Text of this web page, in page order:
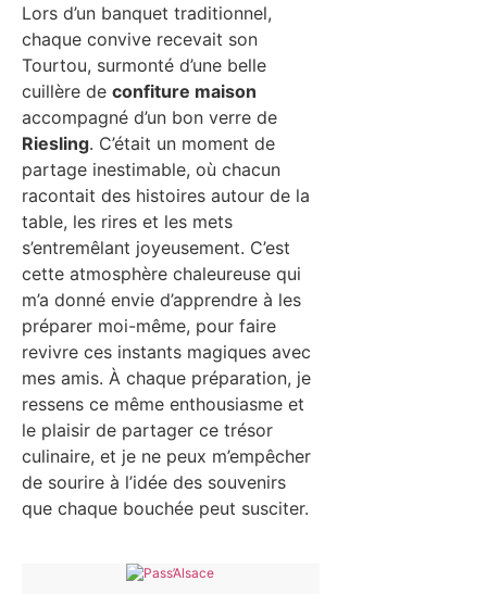
Lors d’un banquet traditionnel,
chaque convive recevait son
Tourtou, surmonté d’une belle
cuillère de confiture maison
accompagné d’un bon verre de
Riesling. C’était un moment de
partage inestimable, où chacun
racontait des histoires autour de la
table, les rires et les mets
s’entremêlant joyeusement. C’est
cette atmosphère chaleureuse qui
m’a donné envie d’apprendre à les
préparer moi-même, pour faire
revivre ces instants magiques avec
mes amis. À chaque préparation, je
ressens ce même enthousiasme et
le plaisir de partager ce trésor
culinaire, et je ne peux m’empêcher
de sourire à l’idée des souvenirs
que chaque bouchée peut susciter.